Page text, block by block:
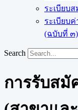
ระเบียบ
ระเบียบ
(ฉบับที่ ๓)
Search
การรับสมั